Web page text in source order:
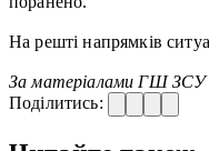
На решті напрямків
За матеріалами ГШ
Поділитись: